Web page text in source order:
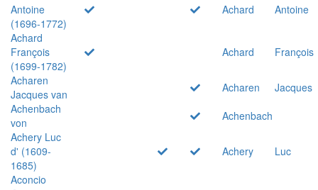
Antoine
(1696-1772)
Achard
Antoine
Achard
François
(1699-1782)
Achard
François
Acharen
Jacques van
Acharen
Jacques
Achenbach
von
Achenbach
Achery Luc
d' (1609-
1685)
Achery
Luc
Aconcio